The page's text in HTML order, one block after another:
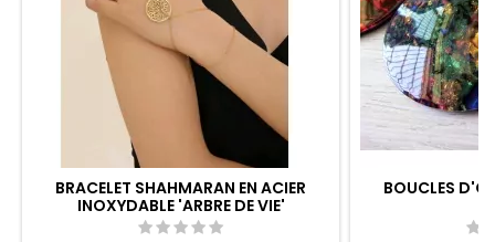
BRACELET SHAHMARAN EN ACIER
INOXYDABLE 'ARBRE DE VIE'
BOUCLES